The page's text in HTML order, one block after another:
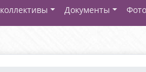
Документы